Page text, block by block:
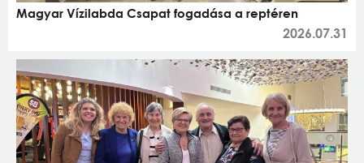
Magyar Vízilabda Csapat fogadása a reptéren
2026.07.31